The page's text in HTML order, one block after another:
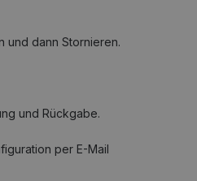
und dann Stornieren.
und Rückgabe.
per E-Mail